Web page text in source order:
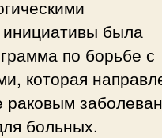
была
по борьбе с
которая
больных.